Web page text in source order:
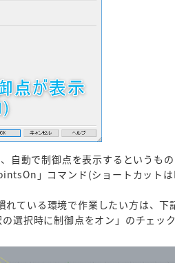
動で制御点を表示するというもの
」コマンド(ショートカット
ている環境で作業したい方は、下
択時に制御点をオン」のチェッ